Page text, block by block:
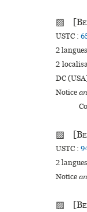
▨ [
USTC :
2
2
DC
Notice
▨ [
USTC :
2
Notice
▨ [